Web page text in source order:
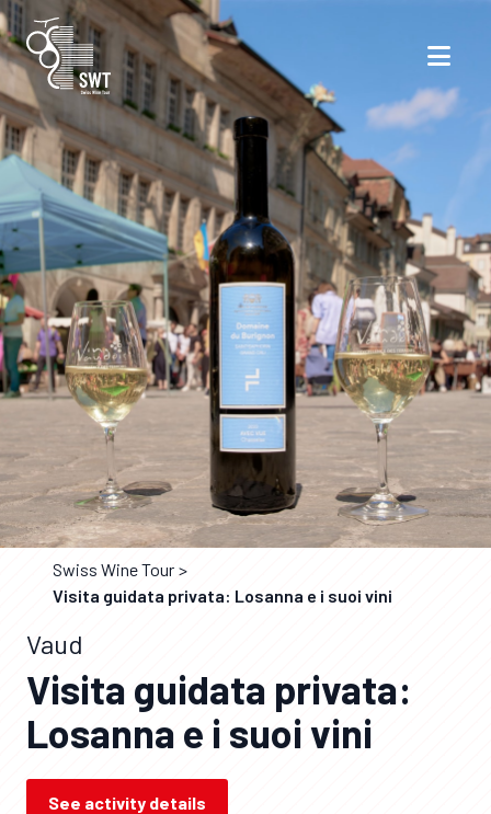
Swiss Wine Tour
Visita guidata privata: Losanna e i suoi vini
Vaud
Visita guidata privata:
Losanna e i suoi vini
See activity details